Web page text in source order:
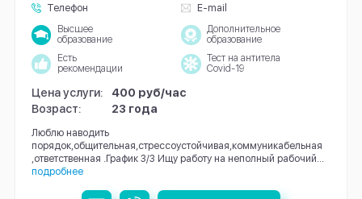
Телефон
E-mail
Высшее
образование
Дополнительное
образование
Есть
рекомендации
Тест на антитела
Covid-19
Цена услуги:
400 руб/час
Возраст:
23 года
Люблю наводить
порядок,общительная,стрессоустойчивая,коммуникабельная
,ответственная .График 3/3 Ищу работу на неполный рабочий...
подробнее